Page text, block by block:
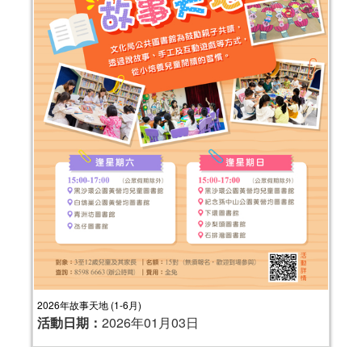
2026年故事天地 (1-6月)
活動日期： 2026年01月03日
2024年“書香伴成長”親子閲讀推廣活動
(1-3月)
活動日期：2024年01月06日
報名結束